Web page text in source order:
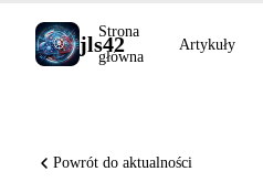
jls42
Strona
główna
Artykuły
Powrót do aktualności